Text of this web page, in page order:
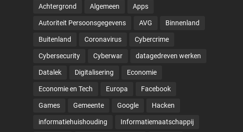
Achtergrond Algemeen Apps
Autoriteit Persoonsgegevens AVG Binnenland
Buitenland Coronavirus Cybercrime
Cybersecurity Cyberwar datagedreven werken
Datalek Digitalisering Economie
Economie en Tech Europa Facebook
Games Gemeente Google Hacken
informatiehuishouding Informatiemaatschappij